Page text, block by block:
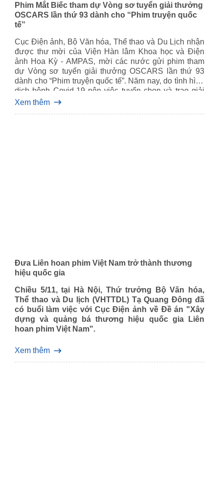
Phim Mắt Biếc tham dự Vòng sơ tuyển giải thưởng
OSCARS lần thứ 93 dành cho “Phim truyện quốc
tế”
Cục Điện ảnh, Bộ Văn hóa, Thể thao và Du Lịch nhận
được thư mời của Viện Hàn lâm Khoa học và Điện
ảnh Hoa Kỳ - AMPAS, mời các nước gửi phim tham
dự Vòng sơ tuyển giải thưởng OSCARS lần thứ 93
dành cho “Phim truyện quốc tế”. Năm nay, do tình hình
dịch bệnh Covid-19 nên việc tuyển chọn và trao giải
thưởng diễn ra muộn hơn so với mọi năm.
Xem thêm
Đưa Liên hoan phim Việt Nam trở thành thương
hiệu quốc gia
Chiều 5/11, tại Hà Nội, Thứ trưởng Bộ Văn hóa,
Thể thao và Du lịch (VHTTDL) Tạ Quang Đông đã
có buổi làm việc với Cục Điện ảnh về Đề án "Xây
dựng và quảng bá thương hiệu quốc gia Liên
hoan phim Việt Nam".
Xem thêm